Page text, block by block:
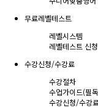
무료레벨테스트
레벨시스템
레벨테스트 신청
수강신청/수강료
수강절차
수업가이드(필
수강신청/수강